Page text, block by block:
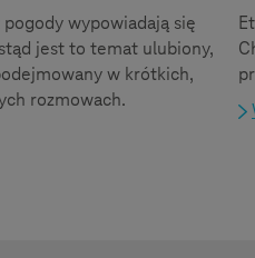
wypowiadają się
jest to temat ulubiony,
w krótkich,
rozmowach.